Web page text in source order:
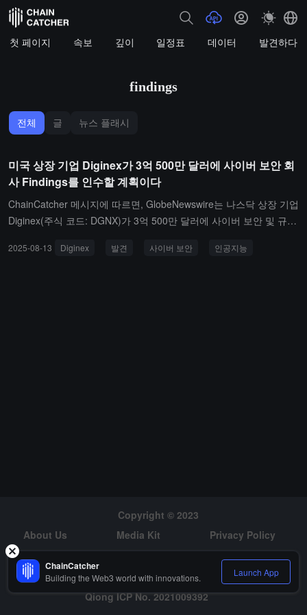
첫 페이지 속보 깊이 일정표 데이터 발견하다
findings
전체 글 뉴스 플래시
미국 상장 기업 Diginex가 3억 500만 달러에 사이버 보안 회
사 Findings를 인수할 계획이다
ChainCatcher 메시지에 따르면, GlobeNewswire는 나스닥 상장 기업
Diginex(주식 코드: DGNX)가 3억 500만 달러에 사이버 보안 및 규정
체결했다고 보도했습니다. 거래 가격은 2억 7000만 달러의 주식 지
2025-08-13 Diginex 발견 사이버 보안 인공지능
Copyright © 2023
About Us
Media Kit
Privacy Policy
Risk Warning
Hiring
Qiong ICP No. 2021009392
ChainCatcher
Building the Web3 world with innovations. Launch App